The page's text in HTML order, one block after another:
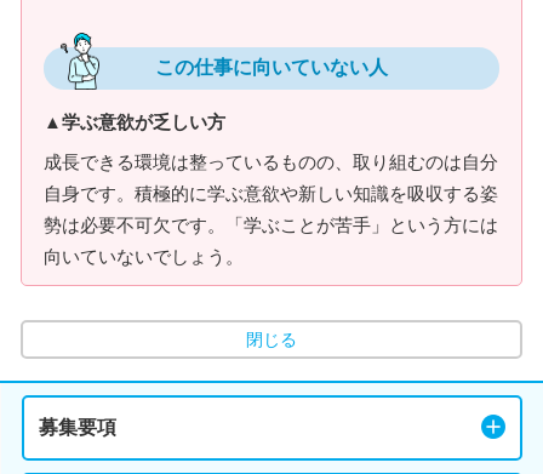
この仕事に向いていない人
▲学ぶ意欲が乏しい方
成長できる環境は整っているものの、取り組むのは自分
自身です。積極的に学ぶ意欲や新しい知識を吸収する姿
勢は必要不可欠です。「学ぶことが苦手」という方には
向いていないでしょう。
閉じる
募集要項